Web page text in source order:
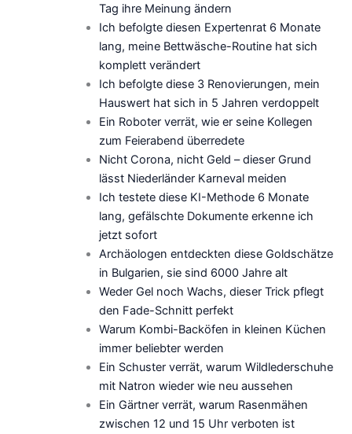
Tag ihre Meinung ändern
Ich befolgte diesen Expertenrat 6 Monate
lang, meine Bettwäsche-Routine hat sich
komplett verändert
Ich befolgte diese 3 Renovierungen, mein
Hauswert hat sich in 5 Jahren verdoppelt
Ein Roboter verrät, wie er seine Kollegen
zum Feierabend überredete
Nicht Corona, nicht Geld – dieser Grund
lässt Niederländer Karneval meiden
Ich testete diese KI-Methode 6 Monate
lang, gefälschte Dokumente erkenne ich
jetzt sofort
Archäologen entdeckten diese Goldschätze
in Bulgarien, sie sind 6000 Jahre alt
Weder Gel noch Wachs, dieser Trick pflegt
den Fade-Schnitt perfekt
Warum Kombi-Backöfen in kleinen Küchen
immer beliebter werden
Ein Schuster verrät, warum Wildlederschuhe
mit Natron wieder wie neu aussehen
Ein Gärtner verrät, warum Rasenmähen
zwischen 12 und 15 Uhr verboten ist